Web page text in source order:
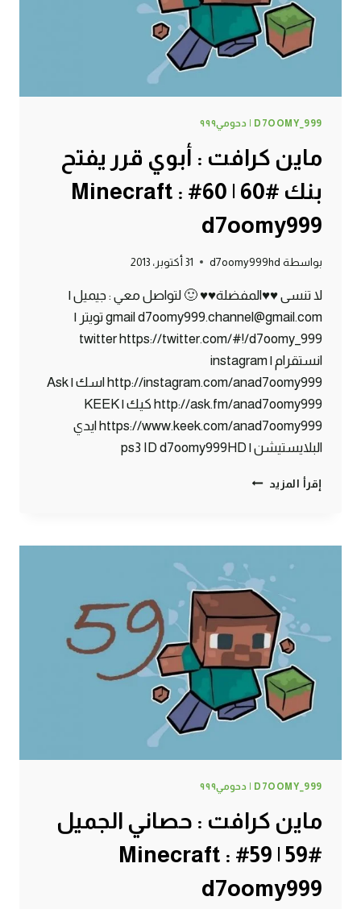
MINECRAFT
:
D7OOMY999
D7OOMY_999 | دحومي٩٩٩
ماين كرافت : أبوي قرر يفتح
بنك #60 | 60# Minecraft :
d7oomy999
بواسطة d7oomy999hd 31 أكتوبر، 2013
لا تنسى ♥♥المفضلة♥♥ 🙂 لتواصل معي : جيميل |
gmail d7oomy999.channel@gmail.com تويتر |
twitter https://twitter.com/#!/d7oomy_999
انستقرام | instagram
http://instagram.com/anad7oomy999 اسك | Ask
http://ask.fm/anad7oomy999 كيك | KEEK
https://www.keek.com/anad7oomy999 ايدي
البلايستيشن | ps3 ID d7oomy999HD
إقرأ المزيد ماين
قرر
يفتح
بنك
#60
|
60#
MINECRAFT
:
D7OOMY999
D7OOMY_999 | دحومي٩٩٩
ماين كرافت : حصاني الجميل
#59 | 59# Minecraft :
d7oomy999